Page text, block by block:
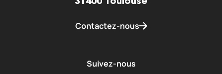
31400 Toulouse
Contactez-nous
Suivez-nous